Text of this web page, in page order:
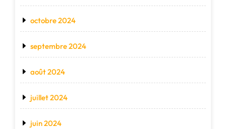
octobre 2024
septembre 2024
août 2024
juillet 2024
juin 2024